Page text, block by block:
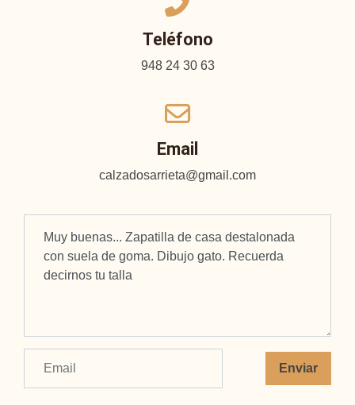
Teléfono
948 24 30 63
Email
calzadosarrieta@gmail.com
Enviar